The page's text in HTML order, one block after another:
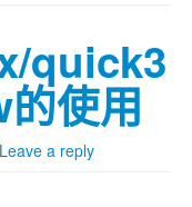
quick3
使用
Leave a reply